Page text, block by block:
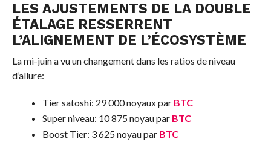
LES AJUSTEMENTS DE LA DOUBLE
ÉTALAGE RESSERRENT
L’ALIGNEMENT DE L’ÉCOSYSTÈME
La mi-juin a vu un changement dans les ratios de niveau
d’allure:
Tier satoshi: 29 000 noyaux par BTC
Super niveau: 10 875 noyau par BTC
Boost Tier: 3 625 noyau par BTC